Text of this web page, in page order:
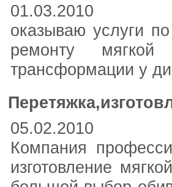
01.03.2010
оказываю услуги
ремонту
трансформации у
05.02.2010
Компания
изготовление